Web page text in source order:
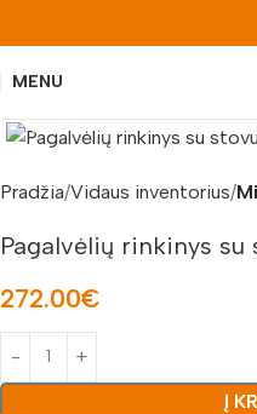
MENU
Pradžia Vidaus inventorius
Pagalvėlių rinkinys su
272.00€
Į